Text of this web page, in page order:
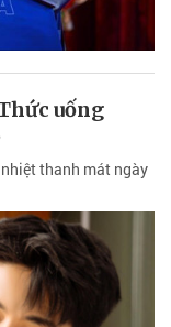
uống
thanh mát ngày